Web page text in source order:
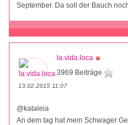
September. Da soll der Bauch
la.vida.loca
3969 Beiträge
13.02.2015 11:07
@kataleia
An dem tag hat mein Schwager